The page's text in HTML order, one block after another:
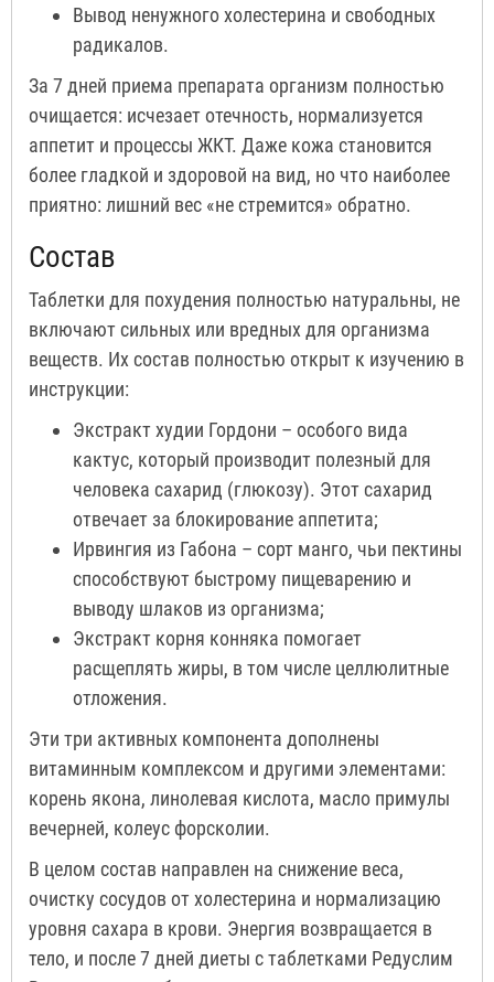
Вывод ненужного холестерина и свободных
радикалов.
За 7 дней приема препарата организм полностью
очищается: исчезает отечность, нормализуется
аппетит и процессы ЖКТ. Даже кожа становится
более гладкой и здоровой на вид, но что наиболее
приятно: лишний вес «не стремится» обратно.
Состав
Таблетки для похудения полностью натуральны, не
включают сильных или вредных для организма
веществ. Их состав полностью открыт к изучению в
инструкции:
Экстракт худии Гордони – особого вида
кактус, который производит полезный для
человека сахарид (глюкозу). Этот сахарид
отвечает за блокирование аппетита;
Ирвингия из Габона – сорт манго, чьи пектины
способствуют быстрому пищеварению и
выводу шлаков из организма;
Экстракт корня конняка помогает
расщеплять жиры, в том числе целлюлитные
отложения.
Эти три активных компонента дополнены
витаминным комплексом и другими элементами:
корень якона, линолевая кислота, масло примулы
вечерней, колеус форсколии.
В целом состав направлен на снижение веса,
очистку сосудов от холестерина и нормализацию
уровня сахара в крови. Энергия возвращается в
тело, и после 7 дней диеты с таблетками Редуслим